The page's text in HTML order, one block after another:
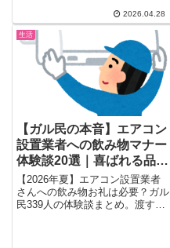
2026.04.28
生活
【ガル民の本音】エアコン
設置業者への飲み物マナー
体験談20選｜喜ばれる品・
タイミング・夏の正解
【2026年夏】エアコン設置業者
さんへの飲み物お礼は必要？ガル
民339人の体験談まとめ。渡す・